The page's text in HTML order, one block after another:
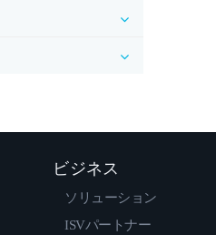
ビジネス
ソリューション
ISVパートナー